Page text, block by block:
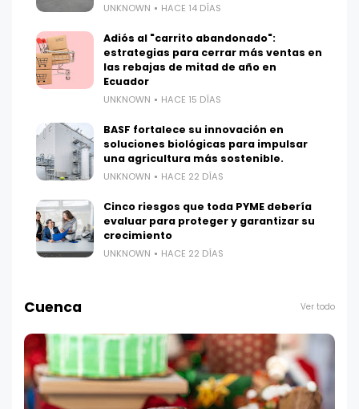
UNKNOWN HACE 14 DÍAS
Adiós al "carrito abandonado":
estrategias para cerrar más ventas en
las rebajas de mitad de año en
Ecuador
UNKNOWN HACE 15 DÍAS
BASF fortalece su innovación en
soluciones biológicas para impulsar
una agricultura más sostenible.
UNKNOWN HACE 22 DÍAS
Cinco riesgos que toda PYME debería
evaluar para proteger y garantizar su
crecimiento
UNKNOWN HACE 22 DÍAS
Cuenca Ver todo